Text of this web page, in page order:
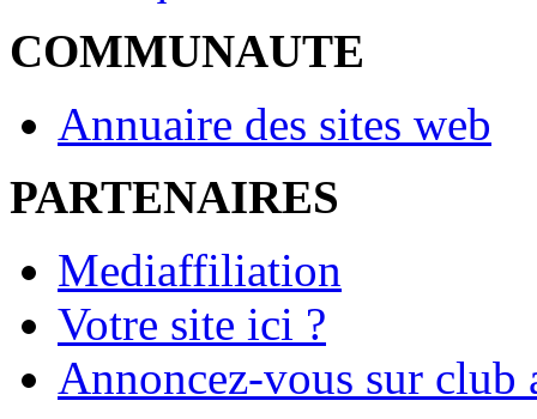
COMMUNAUTE
Annuaire des sites web
PARTENAIRES
Mediaffiliation
Votre site ici ?
Annoncez-vous sur